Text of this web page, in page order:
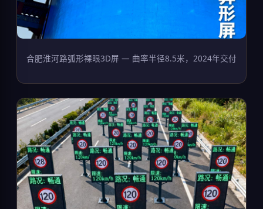
合肥淮河路弧形裸眼3D屏 — 曲率半径8.5米，2024年交付